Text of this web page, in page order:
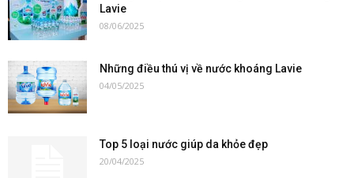
Lavie
08/06/2025
Những điều thú vị về nước khoáng Lavie
04/05/2025
Top 5 loại nước giúp da khỏe đẹp
20/04/2025